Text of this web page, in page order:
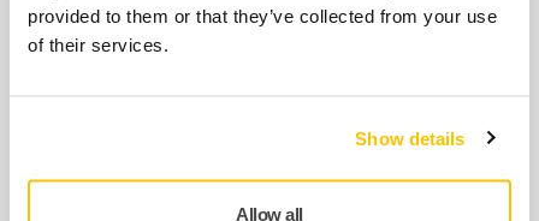
provided to them or that they’ve collected from your use
of their services.
Show details
Allow all
BIRLIKTE KULLANIN:
Clean (Bas&Temizle) filtre temizleme